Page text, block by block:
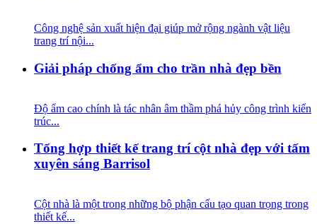
Công nghệ sản xuất hiện đại giúp mở rộng ngành vật liệu
trang trí nội...
Giải pháp chống ẩm cho trần nhà đẹp bền
Độ ẩm cao chính là tác nhân âm thầm phá hủy công trình kiến
trúc...
Tổng hợp thiết kế trang trí cột nhà đẹp với tấm
xuyên sáng Barrisol
Cột nhà là một trong những bộ phận cấu tạo quan trọng trong
thiết kế...